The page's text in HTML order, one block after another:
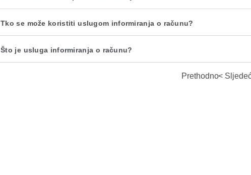
Tko se može koristiti uslugom informiranja o računu?
Što je usluga informiranja o računu?
Prethodno